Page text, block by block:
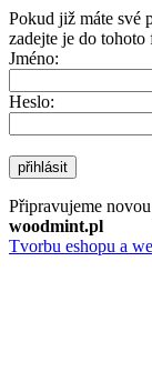
Pokud již máte své
zadejte je do tohoto
Jméno:
Heslo:
přihlásit
Připravujeme
woodmint.pl
Tvorbu eshopu a